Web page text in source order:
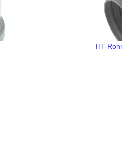
HT-